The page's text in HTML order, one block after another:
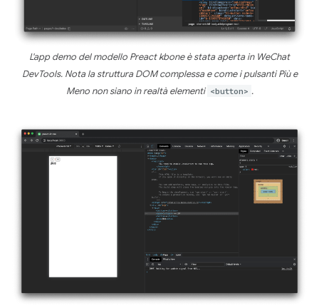
L'app demo del modello Preact kbone è stata aperta in WeChat
DevTools. Nota la struttura DOM complessa e come i pulsanti Più e
Meno non siano in realtà elementi <button> .